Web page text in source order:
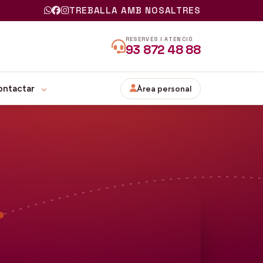
TREBALLA AMB NOSALTRES
RESERVES I ATENCIÓ
93 872 48 88
Àrea personal